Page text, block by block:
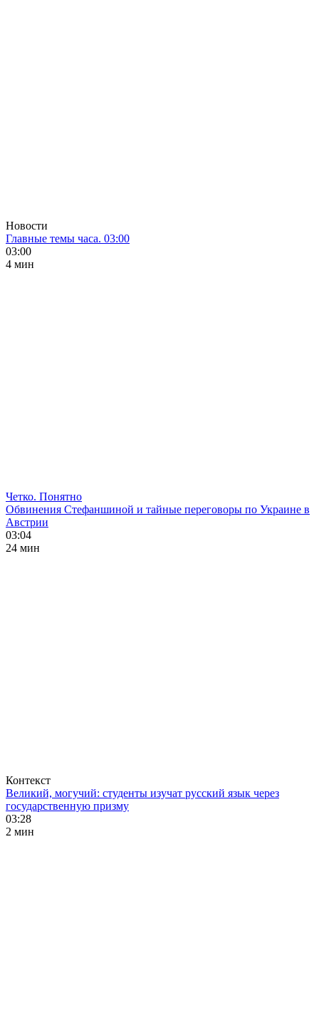
Новости
Главные темы часа. 03:00
03:00
4 мин
Четко. Понятно
Обвинения Стефаншиной и тайные переговоры по Украине в
Австрии
03:04
24 мин
Контекст
Великий, могучий: студенты изучат русский язык через
государственную призму
03:28
2 мин